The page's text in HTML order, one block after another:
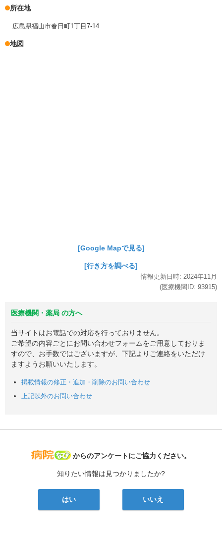
所在地
広島県福山市春日町1丁目7-14
地図
[Google Mapで見る]
[行き方を調べる]
情報更新日時: 2024年11月
(医療機関ID: 93915)
医療機関・薬局 の方へ
当サイトはお電話での対応を行っておりません。
ご希望の内容ごとにお問い合わせフォームをご用意しておりま
すので、お手数ではございますが、下記よりご連絡をいただけ
ますようお願いいたします。
掲載情報の修正・追加・削除のお問い合わせ
上記以外のお問い合わせ
病院なび
からのアンケートにご協力ください。
知りたい情報は見つかりましたか?
はい いいえ